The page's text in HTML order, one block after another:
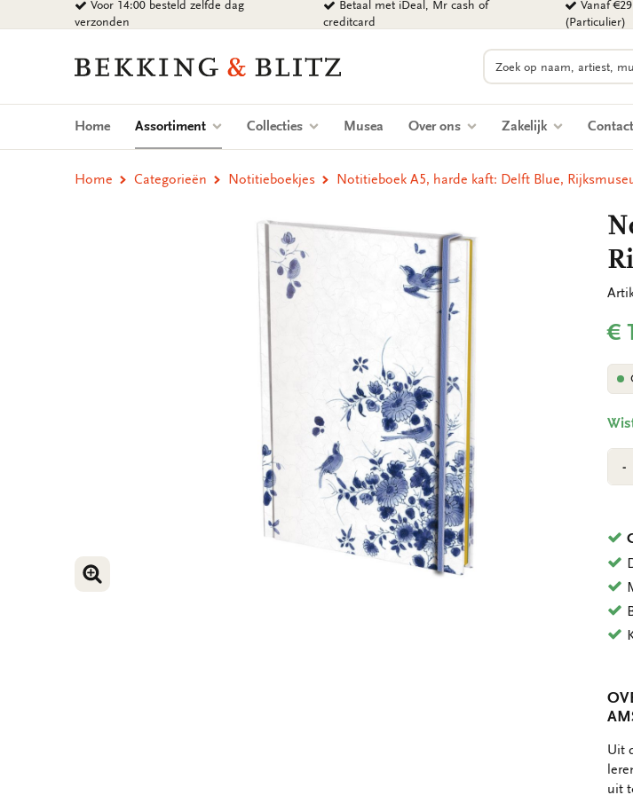
naar
Voor 14:00 besteld zelfde dag
verzonden
Betaal met iDeal, Mr cash of
creditcard
Vanaf
(Particulier)
Bekking
Blitz
Uitgevers
Zoeken
Home Assortiment (current)Collecties Musea Over ons Zakelijk Contact
Home Categorieën Notitieboekjes Notitieboek A5, harde kaft: Delft Blue,
VERGROOT AFBEELDING
€
-
1
Uit
uit